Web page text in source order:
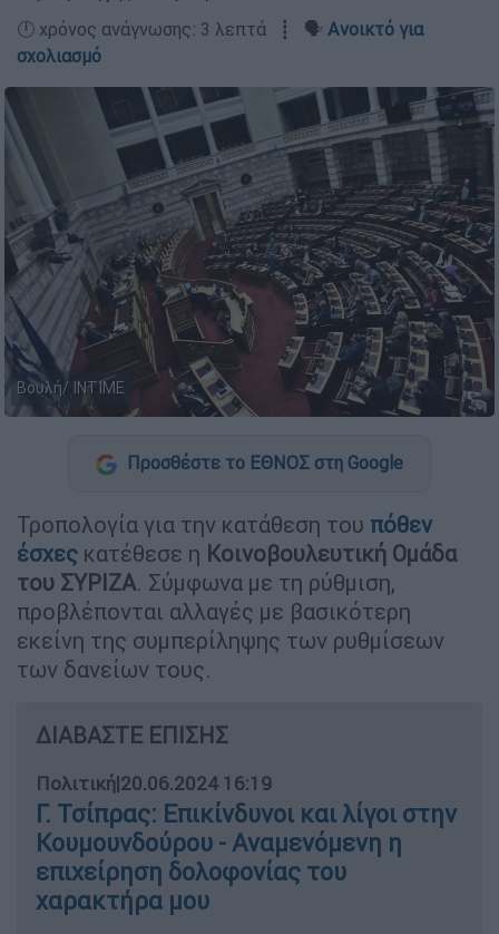
🕛 χρόνος ανάγνωσης: 3 λεπτά ┋ 🗣️ Ανοικτό για
σχολιασμό
Βουλή/ INTIME
Προσθέστε το ΕΘΝΟΣ στη Google
Τροπολογία για την κατάθεση του πόθεν
έσχες κατέθεσε η Κοινοβουλευτική Ομάδα
του ΣΥΡΙΖΑ. Σύμφωνα με τη ρύθμιση,
προβλέπονται αλλαγές με βασικότερη
εκείνη της συμπερίληψης των ρυθμίσεων
των δανείων τους.
ΔΙΑΒΑΣΤΕ ΕΠΙΣΗΣ
Πολιτική|20.06.2024 16:19
Γ. Τσίπρας: Επικίνδυνοι και λίγοι στην
Κουμουνδούρου - Αναμενόμενη η
επιχείρηση δολοφονίας του
χαρακτήρα μου